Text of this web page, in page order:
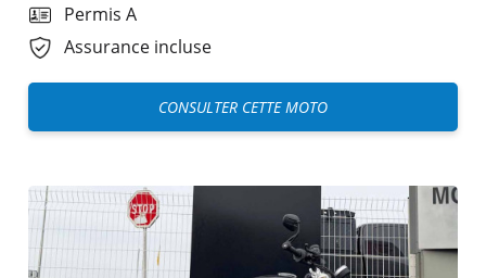
Permis A
Assurance incluse
CONSULTER CETTE MOTO